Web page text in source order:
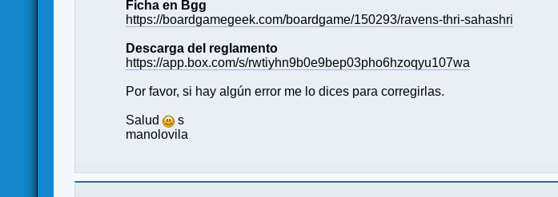
Ficha en Bgg
https://boardgamegeek.com/boardgame/150293/ravens-thri-sahashri
Descarga del reglamento
https://app.box.com/s/rwtiyhn9b0e9bep03pho6hzoqyu107wa
Por favor, si hay algún error me lo dices para corregirlas.
Salud
s
manolovila